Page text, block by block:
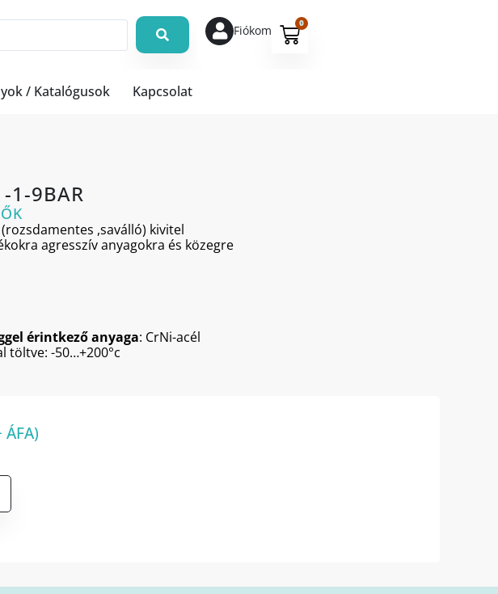
Fiókom
0
/ Katalógusok Kapcsolat
1-9BAR
(rozsdamentes ,saválló) kivitel
agresszív anyagokra és közegre
érintkező anyaga: CrNi-acél
töltve: -50…+200°c
ÁFA)